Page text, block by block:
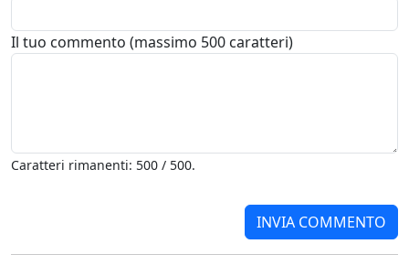
Il tuo commento (massimo 500 caratteri)
Caratteri rimanenti: 500 / 500.